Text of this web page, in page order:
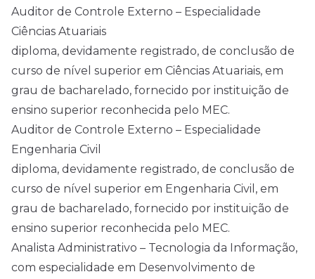
Auditor de Controle Externo – Especialidade
Ciências Atuariais
diploma, devidamente registrado, de conclusão de
curso de nível superior em Ciências Atuariais, em
grau de bacharelado, fornecido por instituição de
ensino superior reconhecida pelo MEC.
Auditor de Controle Externo – Especialidade
Engenharia Civil
diploma, devidamente registrado, de conclusão de
curso de nível superior em Engenharia Civil, em
grau de bacharelado, fornecido por instituição de
ensino superior reconhecida pelo MEC.
Analista Administrativo – Tecnologia da Informação,
com especialidade em Desenvolvimento de